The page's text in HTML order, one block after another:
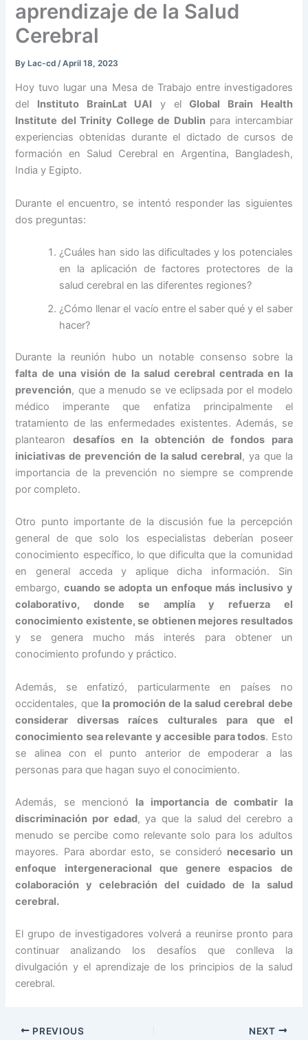
aprendizaje de la Salud
Cerebral
ByLac-cd/April 18, 2023
Hoy tuvo lugar una Mesa de Trabajo entre investigadores
del Instituto BrainLat UAI y elGlobal Brain Health
Institute del Trinity College de Dublinpara intercambiar
experiencias obtenidas durante el dictado de cursos de
formación en Salud Cerebral en Argentina, Bangladesh,
India y Egipto.
Durante el encuentro, se intentó responder las siguientes
dos preguntas:
¿Cuáles han sido las dificultades y los potenciales
en la aplicación de factores protectores de la
salud cerebral en las diferentes regiones?
¿Cómo llenar el vacío entre el saber qué y el saber
hacer?
Durante la reunión hubo un notable consenso sobre la
falta de una visión de la salud cerebral centrada en la
prevención, que a menudo se ve eclipsada por el modelo
médico imperante que enfatiza principalmente el
tratamiento de las enfermedades existentes. Además, se
plantearon desafíos en la obtención de fondos para
iniciativas de prevención de la salud cerebral, ya que la
importancia de la prevención no siempre se comprende
por completo.
Otro punto importante de la discusión fue la percepción
general de que solo los especialistas deberían poseer
conocimiento específico, lo que dificulta que la comunidad
en general acceda y aplique dicha información. Sin
embargo,cuando se adopta un enfoque más inclusivo y
colaborativo, donde se amplía y refuerza el
conocimiento existente, se obtienen mejores resultados
y se genera mucho más interés para obtener un
conocimiento profundo y práctico.
Además, se enfatizó, particularmente en países no
occidentales, que la promoción de la salud cerebral debe
considerar diversas raíces culturales para que el
conocimiento sea relevante y accesible para todos. Esto
se alinea con el punto anterior de empoderar a las
personas para que hagan suyo el conocimiento.
Además, se mencionó la importancia de combatir la
discriminación por edad, ya que la salud del cerebro a
menudo se percibe como relevante solo para los adultos
mayores. Para abordar esto, se consideró necesario un
enfoque intergeneracional que genere espacios de
colaboración y celebración del cuidado de la salud
cerebral.
El grupo de investigadores volverá a reunirse pronto para
continuar analizando los desafíos que conlleva la
divulgación y el aprendizaje de los principios de la salud
cerebral.
PREVIOUS NEXT